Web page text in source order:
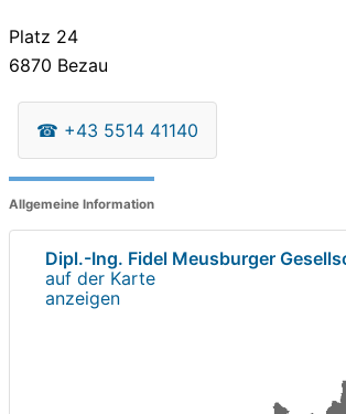
Platz 24
6870 Bezau
☎ +43 5514 41140
Allgemeine Information
Dipl.-Ing. Fidel Meusburger
auf der Karte
anzeigen